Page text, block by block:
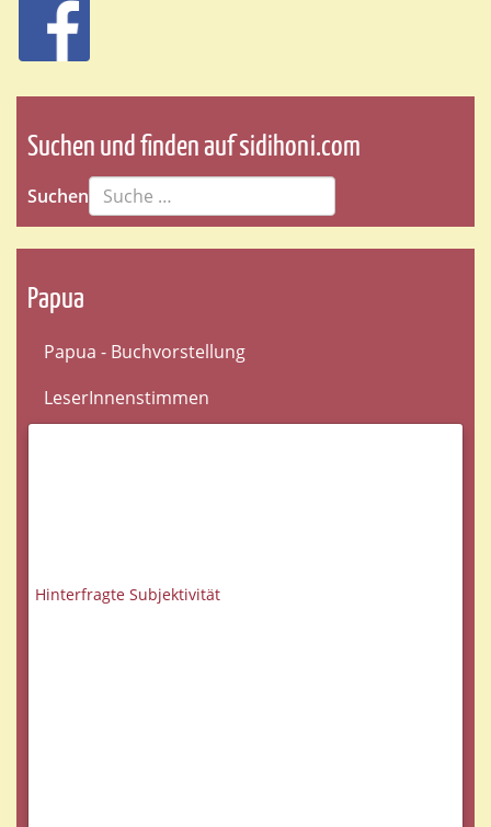
Suchen und finden auf sidihoni.com
Suchen
Papua
Papua - Buchvorstellung
LeserInnenstimmen
Hinterfragte Subjektivität